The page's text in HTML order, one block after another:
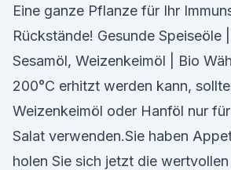
Eine ganze Pflanze für Ihr
Rückstände! Gesunde Speiseöle
Sesamöl, Weizenkeimöl | Bio
200°C erhitzt werden kann,
Weizenkeimöl oder Hanföl nur
Salat verwenden.Sie haben
holen Sie sich jetzt die